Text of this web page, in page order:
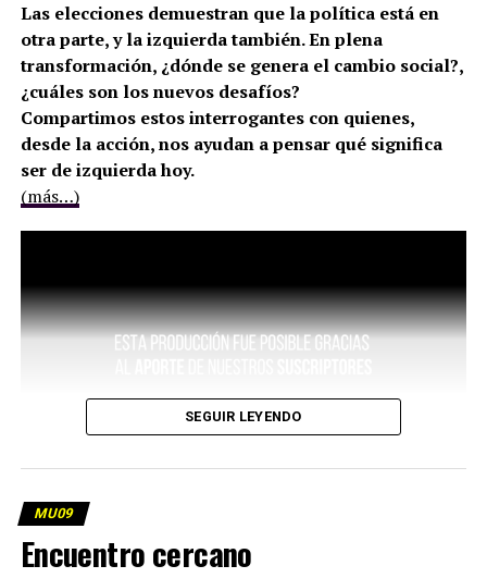
Las elecciones demuestran que la política está en
otra parte, y la izquierda también. En plena
transformación, ¿dónde se genera el cambio social?,
¿cuáles son los nuevos desafíos?
Compartimos estos interrogantes con quienes,
desde la acción, nos ayudan a pensar qué significa
ser de izquierda hoy.
(más…)
SEGUIR LEYENDO
MU09
Encuentro cercano